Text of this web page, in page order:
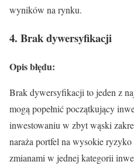
wyników na rynku.
4. Brak dywersyfikacji
Opis błędu:
Brak dywersyfikacji to jeden z
mogą popełnić początkujący
inwestowaniu w zbyt wąski
naraża portfel na wysokie
zmianami w jednej kategorii